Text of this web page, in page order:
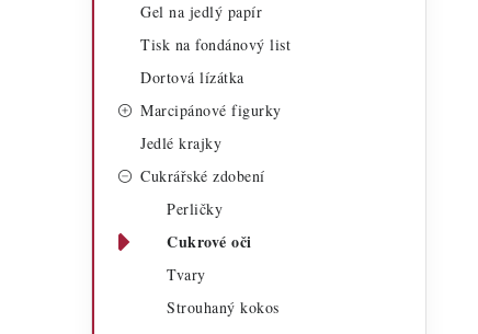
Gel na jedlý papír
Tisk na fondánový list
Dortová lízátka
Marcipánové figurky
Jedlé krajky
Cukrářské zdobení
Perličky
Cukrové oči
Tvary
Strouhaný kokos